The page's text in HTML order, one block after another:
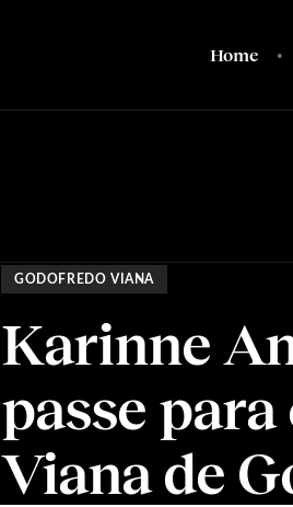
Home
GODOFREDO VIANA
Karinne
passe
Viana de